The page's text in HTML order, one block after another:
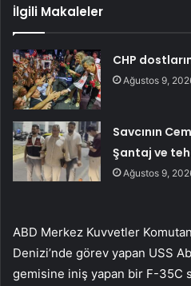
İlgili Makaleler
CHP
Ağustos 9,
Savcının
Şantaj ve
Ağustos 9,
ABD Merkez Kuvvetler
Denizi’nde görev yapan USS
gemisine iniş yapan bir F-35C